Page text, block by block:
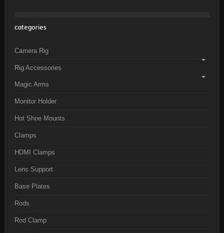
categories
Camera Rig
Rig Accessories
Magic Arms
Monitor Holder
Hot Shoe Mounts
Clamps
HDMI Clamps
Lens Support
Base Plates
Rods
Rod Clamp